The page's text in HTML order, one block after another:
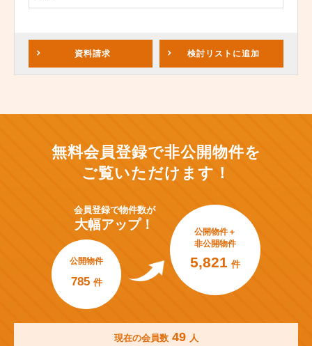
資料請求 検討リスト に追加
無料会員登録で非公開物件を
ご覧いただけます！
会員登録で物件数が
大幅アップ！
公開物件
785 件
公開物件＋
非公開物件
5,821 件
現在の会員数 49 人